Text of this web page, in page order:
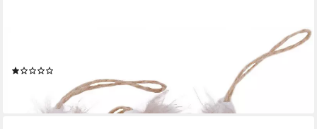
Osterfigur TrendLine Deko Ostereier 4,6 cm natur weiß 6 Stück
lieferbar - in 3-4 Werktagen bei dir